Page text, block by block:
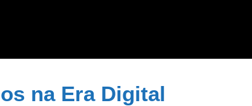
na Era Digital